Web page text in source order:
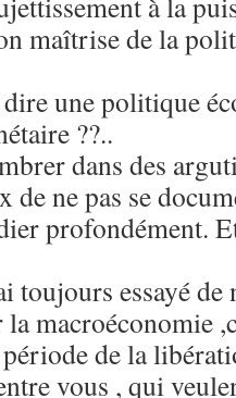
maîtrise de la
une politique
??..
dans des
de ne pas se
profondément.
toujours essayé de
la macroéconomie
de la
vous , qui